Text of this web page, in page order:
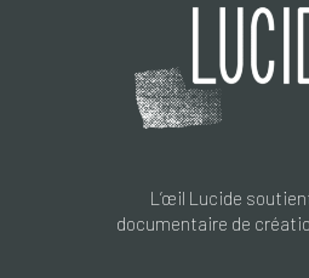
L’œil Lucide
documentaire de